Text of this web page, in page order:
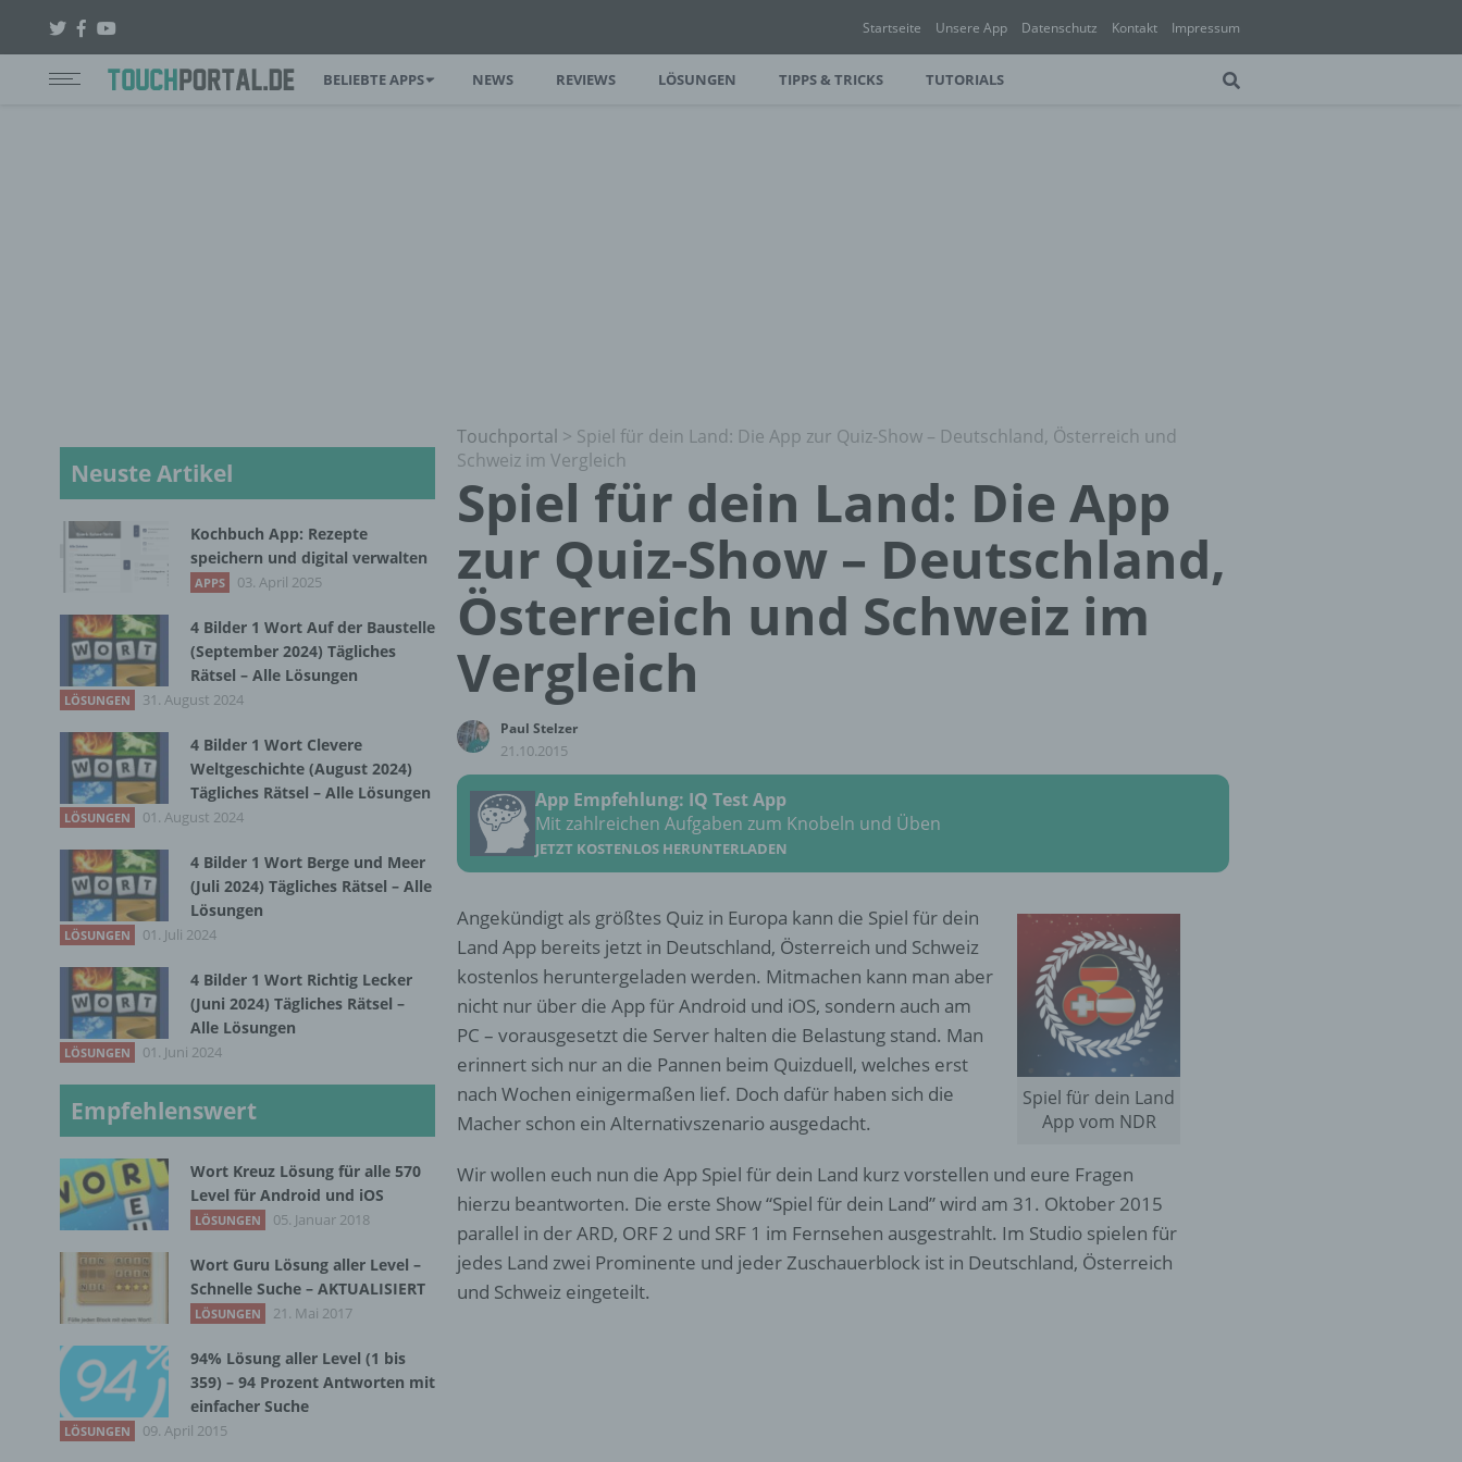
Startseite Unsere App Datenschutz Kontakt Impressum
BELIEBTE APPS NEWS REVIEWS LÖSUNGEN TIPPS & TRICKS TUTORIALS
Touchportal > Spiel für dein Land: Die App zur Quiz-Show – Deutschland, Österreich und
Schweiz im Vergleich
Spiel für dein Land: Die App
zur Quiz-Show – Deutschland,
Österreich und Schweiz im
Vergleich
Paul Stelzer
21.10.2015
App Empfehlung: IQ Test App
Mit zahlreichen Aufgaben zum Knobeln und Üben
JETZT KOSTENLOS HERUNTERLADEN
Spiel für dein Land
App vom NDR
Angekündigt als größtes Quiz in Europa kann die Spiel für dein
Land App bereits jetzt in Deutschland, Österreich und Schweiz
kostenlos heruntergeladen werden. Mitmachen kann man aber
nicht nur über die App für Android und iOS, sondern auch am
PC – vorausgesetzt die Server halten die Belastung stand. Man
erinnert sich nur an die Pannen beim Quizduell, welches erst
nach Wochen einigermaßen lief. Doch dafür haben sich die
Macher schon ein Alternativszenario ausgedacht.
Wir wollen euch nun die App Spiel für dein Land kurz vorstellen und eure Fragen
hierzu beantworten. Die erste Show “Spiel für dein Land” wird am 31. Oktober 2015
parallel in der ARD, ORF 2 und SRF 1 im Fernsehen ausgestrahlt. Im Studio spielen für
jedes Land zwei Prominente und jeder Zuschauerblock ist in Deutschland, Österreich
und Schweiz eingeteilt.
Neuste Artikel
Kochbuch App: Rezepte
speichern und digital verwalten
APPS 03. April 2025
4 Bilder 1 Wort Auf der Baustelle
(September 2024) Tägliches
Rätsel – Alle Lösungen
LÖSUNGEN 31. August 2024
4 Bilder 1 Wort Clevere
Weltgeschichte (August 2024)
Tägliches Rätsel – Alle Lösungen
LÖSUNGEN 01. August 2024
4 Bilder 1 Wort Berge und Meer
(Juli 2024) Tägliches Rätsel – Alle
Lösungen
LÖSUNGEN 01. Juli 2024
4 Bilder 1 Wort Richtig Lecker
(Juni 2024) Tägliches Rätsel –
Alle Lösungen
LÖSUNGEN 01. Juni 2024
Empfehlenswert
Wort Kreuz Lösung für alle 570
Level für Android und iOS
LÖSUNGEN 05. Januar 2018
Wort Guru Lösung aller Level –
Schnelle Suche – AKTUALISIERT
LÖSUNGEN 21. Mai 2017
94% Lösung aller Level (1 bis
359) – 94 Prozent Antworten mit
einfacher Suche
LÖSUNGEN 09. April 2015